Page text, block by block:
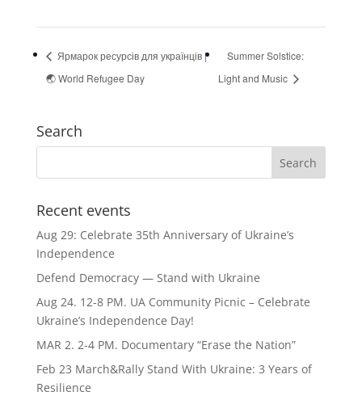
Ярмарок ресурсів для українців |
🌏 World Refugee Day
Summer Solstice:
Light and Music
Search
Recent events
Aug 29: Celebrate 35th Anniversary of Ukraine’s
Independence
Defend Democracy — Stand with Ukraine
Aug 24. 12-8 PM. UA Community Picnic – Celebrate
Ukraine’s Independence Day!
MAR 2. 2-4 PM. Documentary “Erase the Nation”
Feb 23 March&Rally Stand With Ukraine: 3 Years of
Resilience